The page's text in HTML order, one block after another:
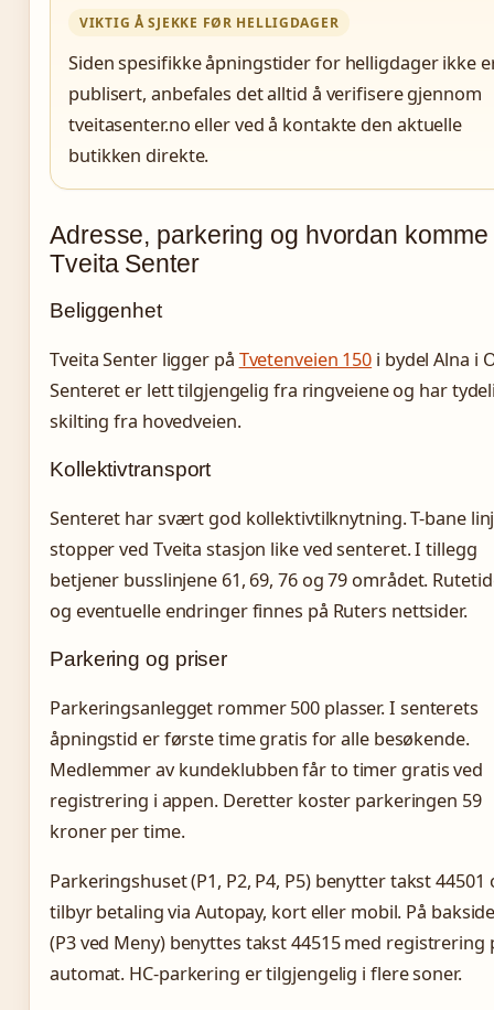
VIKTIG Å SJEKKE FØR HELLIGDAGER
Siden spesifikke åpningstider for helligdager ikke
publisert, anbefales det alltid å verifisere gjennom
tveitasenter.no eller ved å kontakte den aktuelle
butikken direkte.
Adresse, parkering og hvordan komme
Tveita Senter
Beliggenhet
Tveita Senter ligger på Tvetenveien 150 i bydel Alna i
Senteret er lett tilgjengelig fra ringveiene og har
skilting fra hovedveien.
Kollektivtransport
Senteret har svært god kollektivtilknytning. T-bane
stopper ved Tveita stasjon like ved senteret. I tillegg
betjener busslinjene 61, 69, 76 og 79 området.
og eventuelle endringer finnes på Ruters nettsider.
Parkering og priser
Parkeringsanlegget rommer 500 plasser. I senterets
åpningstid er første time gratis for alle besøkende.
Medlemmer av kundeklubben får to timer gratis ved
registrering i appen. Deretter koster parkeringen 59
kroner per time.
Parkeringshuset (P1, P2, P4, P5) benytter takst 44501
tilbyr betaling via Autopay, kort eller mobil. På
(P3 ved Meny) benyttes takst 44515 med registrering
automat. HC-parkering er tilgjengelig i flere soner.